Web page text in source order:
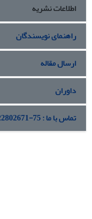
اطلاعات نشریه
راهنمای نویسندگان
ارسال مقاله
داوران
تماس با ما : 75-22802671-021